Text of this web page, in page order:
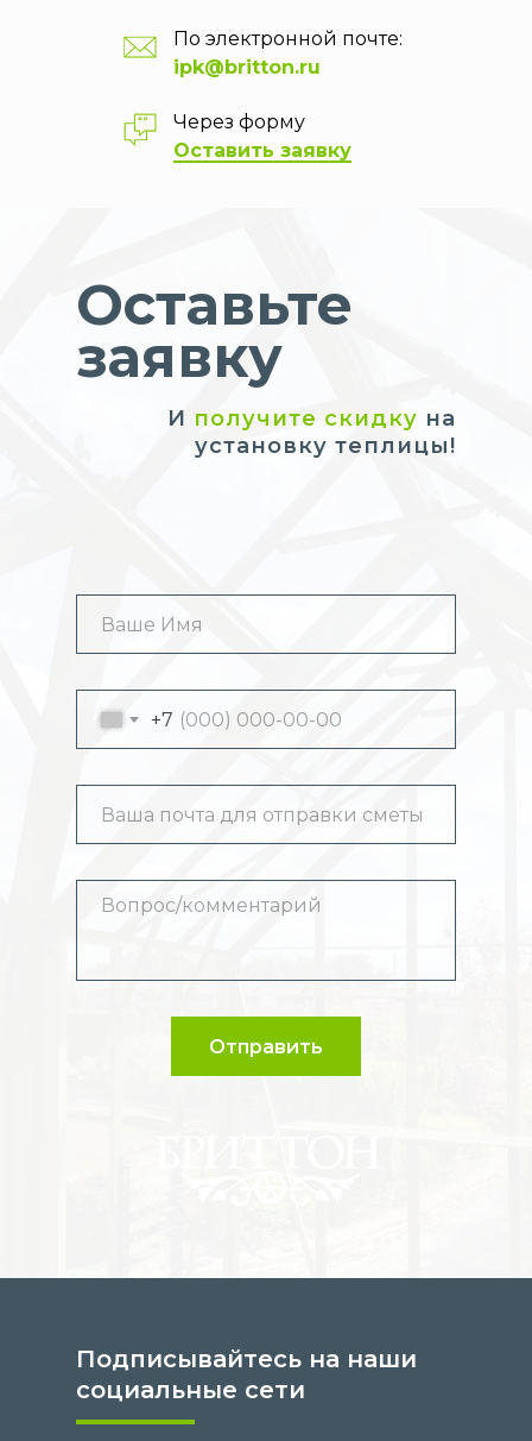
По электронной почте:
ipk@britton.ru
Через форму
Оставить заявку
Оставьте
заявку
+7
Отправить
И получите скидку на
установку теплицы!
Подписывайтесь на наши
социальные сети